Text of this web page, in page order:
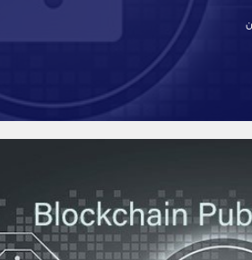
@Armteam_admin_104
104